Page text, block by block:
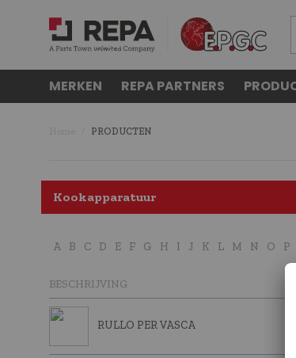
MERKEN REPA PARTNERS
PRODUCTEN
Kookapparatuur
A B C D E F G H I J K L M N O P
BESCHRIJVING
RULLO PER VASCA